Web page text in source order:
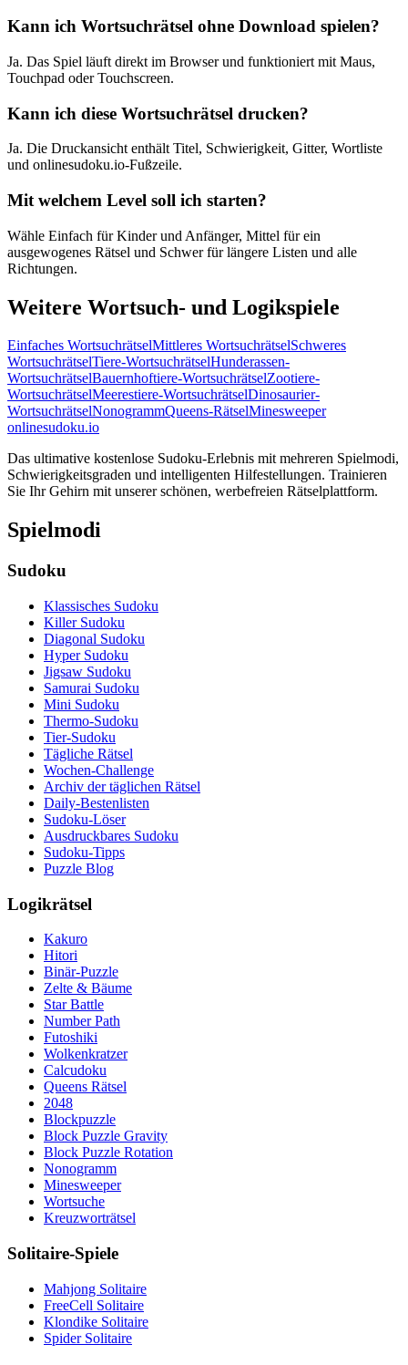
Kann ich Wortsuchrätsel ohne Download spielen?
Ja. Das Spiel läuft direkt im Browser und funktioniert mit Maus,
Touchpad oder Touchscreen.
Kann ich diese Wortsuchrätsel drucken?
Ja. Die Druckansicht enthält Titel, Schwierigkeit, Gitter, Wortliste
und onlinesudoku.io-Fußzeile.
Mit welchem Level soll ich starten?
Wähle Einfach für Kinder und Anfänger, Mittel für ein
ausgewogenes Rätsel und Schwer für längere Listen und alle
Richtungen.
Weitere Wortsuch- und Logikspiele
Einfaches WortsuchrätselMittleres WortsuchrätselSchweres
WortsuchrätselTiere-WortsuchrätselHunderassen-
WortsuchrätselBauernhoftiere-WortsuchrätselZootiere-
WortsuchrätselMeerestiere-WortsuchrätselDinosaurier-
WortsuchrätselNonogrammQueens-RätselMinesweeper
onlinesudoku.io
Das ultimative kostenlose Sudoku-Erlebnis mit mehreren Spielmodi,
Schwierigkeitsgraden und intelligenten Hilfestellungen. Trainieren
Sie Ihr Gehirn mit unserer schönen, werbefreien Rätselplattform.
Spielmodi
Sudoku
Klassisches Sudoku
Killer Sudoku
Diagonal Sudoku
Hyper Sudoku
Jigsaw Sudoku
Samurai Sudoku
Mini Sudoku
Thermo-Sudoku
Tier-Sudoku
Tägliche Rätsel
Wochen-Challenge
Archiv der täglichen Rätsel
Daily-Bestenlisten
Sudoku-Löser
Ausdruckbares Sudoku
Sudoku-Tipps
Puzzle Blog
Logikrätsel
Kakuro
Hitori
Binär-Puzzle
Zelte & Bäume
Star Battle
Number Path
Futoshiki
Wolkenkratzer
Calcudoku
Queens Rätsel
2048
Blockpuzzle
Block Puzzle Gravity
Block Puzzle Rotation
Nonogramm
Minesweeper
Wortsuche
Kreuzworträtsel
Solitaire-Spiele
Mahjong Solitaire
FreeCell Solitaire
Klondike Solitaire
Spider Solitaire